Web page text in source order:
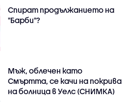
Спират продължанието на
"Барби"?
Мъж, облечен като
Смъртта, се качи на покрива
на болница в Уелс (СНИМКА)